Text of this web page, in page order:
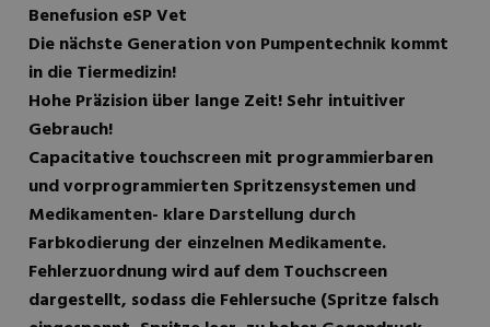
Benefusion eSP Vet
Die nächste Generation von Pumpentechnik kommt
in die Tiermedizin!
Hohe Präzision über lange Zeit! Sehr intuitiver
Gebrauch!
Capacitative touchscreen mit programmierbaren
und vorprogrammierten Spritzensystemen und
Medikamenten- klare Darstellung durch
Farbkodierung der einzelnen Medikamente.
Fehlerzuordnung wird auf dem Touchscreen
dargestellt, sodass die Fehlersuche (Spritze falsch